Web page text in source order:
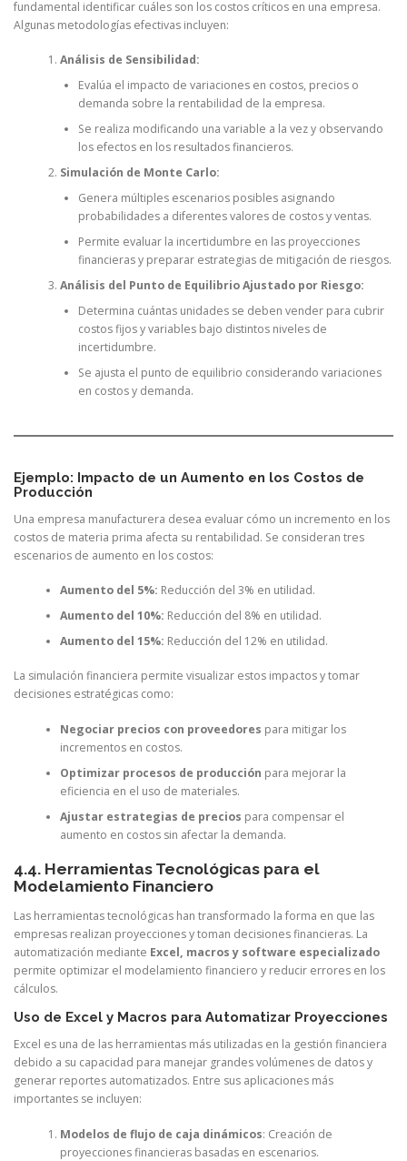
fundamental identificar cuáles son los costos críticos en una empresa.
Algunas metodologías efectivas incluyen:
Análisis de Sensibilidad:
Evalúa el impacto de variaciones en costos, precios o
demanda sobre la rentabilidad de la empresa.
Se realiza modificando una variable a la vez y observando
los efectos en los resultados financieros.
Simulación de Monte Carlo:
Genera múltiples escenarios posibles asignando
probabilidades a diferentes valores de costos y ventas.
Permite evaluar la incertidumbre en las proyecciones
financieras y preparar estrategias de mitigación de riesgos.
Análisis del Punto de Equilibrio Ajustado por Riesgo:
Determina cuántas unidades se deben vender para cubrir
costos fijos y variables bajo distintos niveles de
incertidumbre.
Se ajusta el punto de equilibrio considerando variaciones
en costos y demanda.
Ejemplo: Impacto de un Aumento en los Costos de
Producción
Una empresa manufacturera desea evaluar cómo un incremento en los
costos de materia prima afecta su rentabilidad. Se consideran tres
escenarios de aumento en los costos:
Aumento del 5%: Reducción del 3% en utilidad.
Aumento del 10%: Reducción del 8% en utilidad.
Aumento del 15%: Reducción del 12% en utilidad.
La simulación financiera permite visualizar estos impactos y tomar
decisiones estratégicas como:
Negociar precios con proveedores para mitigar los
incrementos en costos.
Optimizar procesos de producción para mejorar la
eficiencia en el uso de materiales.
Ajustar estrategias de precios para compensar el
aumento en costos sin afectar la demanda.
4.4. Herramientas Tecnológicas para el
Modelamiento Financiero
Las herramientas tecnológicas han transformado la forma en que las
empresas realizan proyecciones y toman decisiones financieras. La
automatización mediante Excel, macros y software especializado
permite optimizar el modelamiento financiero y reducir errores en los
cálculos.
Uso de Excel y Macros para Automatizar Proyecciones
Excel es una de las herramientas más utilizadas en la gestión financiera
debido a su capacidad para manejar grandes volúmenes de datos y
generar reportes automatizados. Entre sus aplicaciones más
importantes se incluyen:
Modelos de flujo de caja dinámicos: Creación de
proyecciones financieras basadas en escenarios.